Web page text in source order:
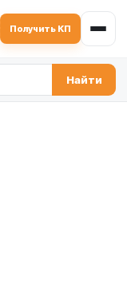
Получить КП
Найти